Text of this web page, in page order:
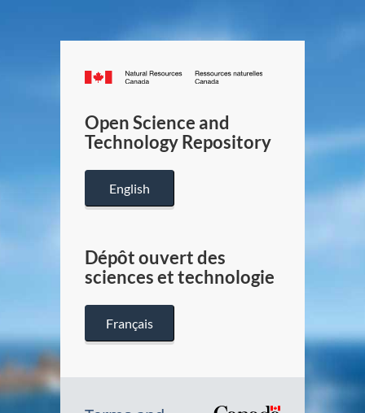
Canada.ca
/
Canada
Open Science and
Technology Repository
English
Dépôt ouvert des
sciences et technologie
Français